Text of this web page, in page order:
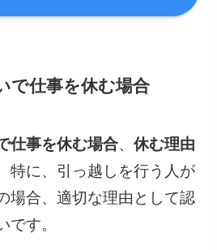
で仕事を休む場合
仕事を休む場合、休む理由
特に、引っ越しを行う人が
場合、適切な理由として認
です。